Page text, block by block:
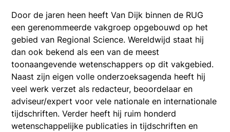
Door de jaren heen heeft Van Dijk binnen de RUG
een gerenommeerde vakgroep opgebouwd op het
gebied van Regional Science. Wereldwijd staat hij
dan ook bekend als een van de meest
toonaangevende wetenschappers op dit vakgebied.
Naast zijn eigen volle onderzoeksagenda heeft hij
veel werk verzet als redacteur, beoordelaar en
adviseur/expert voor vele nationale en internationale
tijdschriften. Verder heeft hij ruim honderd
wetenschappelijke publicaties in tijdschriften en